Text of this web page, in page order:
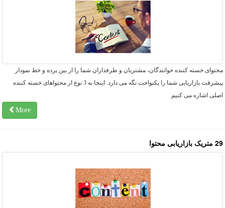
خسته کننده خوانندگان، مشتریان و طرفداران شما را از بین برده و خط نمودار
پیشرفت بازاریابی شما را یکنواخت نگه می دارد. اینجا به 3 نوع از محتواهای خسته کننده
اشاره می کنیم
More
محتوا